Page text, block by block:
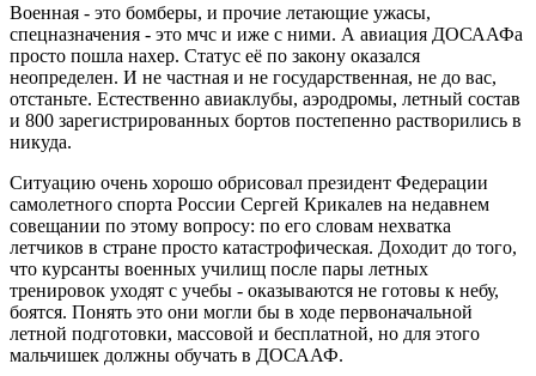
Военная - это бомберы, и прочие летающие ужасы,
спецназначения - это мчс и иже с ними. А авиация ДОСААФа
просто пошла нахер. Статус её по закону оказался
неопределен. И не частная и не государственная, не до вас,
отстаньте. Естественно авиаклубы, аэродромы, летный состав
и 800 зарегистрированных бортов постепенно растворились в
никуда.
Ситуацию очень хорошо обрисовал президент Федерации
самолетного спорта России Сергей Крикалев на недавнем
совещании по этому вопросу: по его словам нехватка
летчиков в стране просто катастрофическая. Доходит до того,
что курсанты военных училищ после пары летных
тренировок уходят с учебы - оказываются не готовы к небу,
боятся. Понять это они могли бы в ходе первоначальной
летной подготовки, массовой и бесплатной, но для этого
мальчишек должны обучать в ДОСААФ.